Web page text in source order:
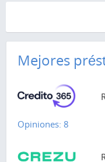
Mejores
Opiniones: 8